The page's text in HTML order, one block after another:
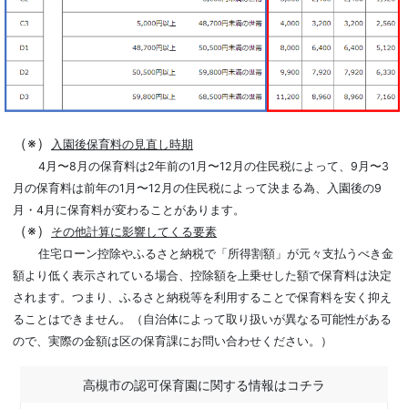
（※）
入園後保育料の見直し時期
4月〜8月の保育料は2年前の1月〜12月の住民税によって、9月〜3
月の保育料は前年の1月〜12月の住民税によって決まる為、入園後の9
月・4月に保育料が変わることがあります。
（※）
その他計算に影響してくる要素
住宅ローン控除やふるさと納税で「所得割額」が元々支払うべき金
額より低く表示されている場合、控除額を上乗せした額で保育料は決定
されます。つまり、ふるさと納税等を利用することで保育料を安く抑え
ることはできません。（自治体によって取り扱いが異なる可能性がある
ので、実際の金額は区の保育課にお問い合わせください。）
高槻市の認可保育園に関する情報はコチラ